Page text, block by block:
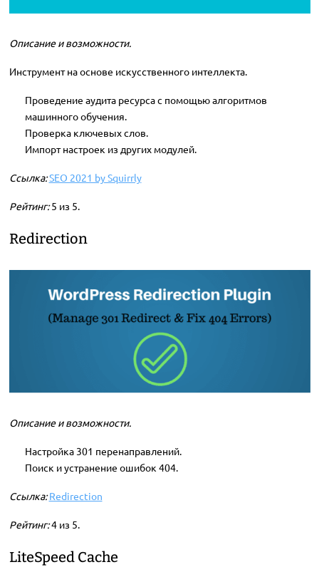
Описание и возможности.
Инструмент на основе искусственного интеллекта.
Проведение аудита ресурса с помощью алгоритмов
машинного обучения.
Проверка ключевых слов.
Импорт настроек из других модулей.
Ссылка:SEO 2021 by Squirrly
Рейтинг:5 из 5.
Redirection
Описание и возможности.
Настройка 301 перенаправлений.
Поиск и устранение ошибок 404.
Ссылка: Redirection
Рейтинг:4 из 5.
LiteSpeed ​​Cache